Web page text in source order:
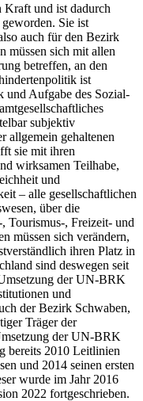
und ist dadurch
geworden. Sie ist
auch für den Bezirk
müssen sich mit allen
betreffen, an den
ist
und Aufgabe des Sozial-
subjektiv
allgemein gehaltenen
sie mit ihren
wirksamen Teilhabe,
und
– alle gesellschaftlichen
über die
Tourismus-, Freizeit- und
müssen sich verändern,
ihren Platz in
sind deswegen seit
der UN-BRK
und
der Bezirk Schwaben,
Träger der
der UN-BRK
bereits 2010 Leitlinien
und 2014 seinen ersten
wurde im Jahr 2016
2022 fort­geschrieben.